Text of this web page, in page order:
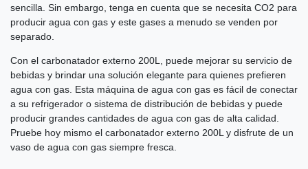
sencilla. Sin embargo, tenga en cuenta que se necesita CO2 para
producir agua con gas y este gases a menudo se venden por
separado.
Con el carbonatador externo 200L, puede mejorar su servicio de
bebidas y brindar una solución elegante para quienes prefieren
agua con gas. Esta máquina de agua con gas es fácil de conectar
a su refrigerador o sistema de distribución de bebidas y puede
producir grandes cantidades de agua con gas de alta calidad.
Pruebe hoy mismo el carbonatador externo 200L y disfrute de un
vaso de agua con gas siempre fresca.